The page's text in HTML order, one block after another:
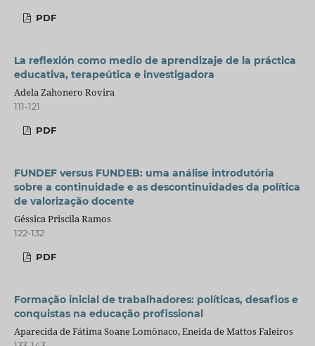
PDF
La reflexión como medio de aprendizaje de la práctica
educativa, terapeútica e investigadora
Adela Zahonero Rovira
111-121
PDF
FUNDEF versus FUNDEB: uma análise introdutória
sobre a continuidade e as descontinuidades da política
de valorização docente
Géssica Priscila Ramos
122-132
PDF
Formação inicial de trabalhadores: políticas, desafios e
conquistas na educação profissional
Aparecida de Fátima Soane Lomônaco, Eneida de Mattos Faleiros